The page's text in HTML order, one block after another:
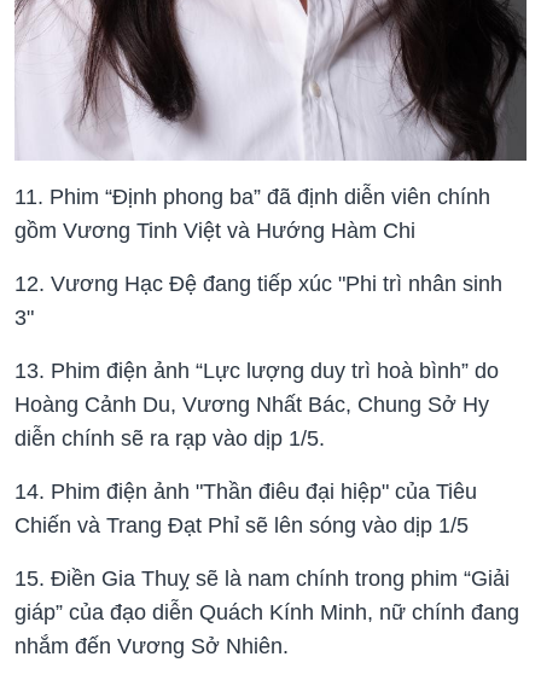
11. Phim “Định phong ba” đã định diễn viên chính
gồm Vương Tinh Việt và Hướng Hàm Chi
12. Vương Hạc Đệ đang tiếp xúc "Phi trì nhân sinh
3"
13. Phim điện ảnh “Lực lượng duy trì hoà bình” do
Hoàng Cảnh Du, Vương Nhất Bác, Chung Sở Hy
diễn chính sẽ ra rạp vào dịp 1/5.
14. Phim điện ảnh "Thần điêu đại hiệp" của Tiêu
Chiến và Trang Đạt Phỉ sẽ lên sóng vào dịp 1/5
15. Điền Gia Thuỵ sẽ là nam chính trong phim “Giải
giáp” của đạo diễn Quách Kính Minh, nữ chính đang
nhắm đến Vương Sở Nhiên.